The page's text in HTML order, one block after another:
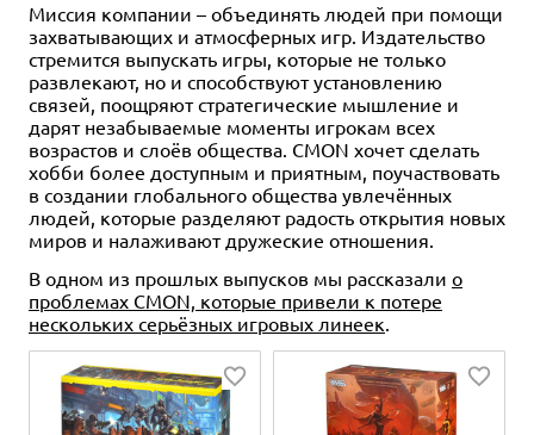
Миссия компании – объединять людей при помощи
захватывающих и атмосферных игр. Издательство
стремится выпускать игры, которые не только
развлекают, но и способствуют установлению
связей, поощряют стратегические мышление и
дарят незабываемые моменты игрокам всех
возрастов и слоёв общества. CMON хочет сделать
хобби более доступным и приятным, поучаствовать
в создании глобального общества увлечённых
людей, которые разделяют радость открытия новых
миров и налаживают дружеские отношения.
В одном из прошлых выпусков мы рассказали о
проблемах CMON, которые привели к потере
нескольких серьёзных игровых линеек.